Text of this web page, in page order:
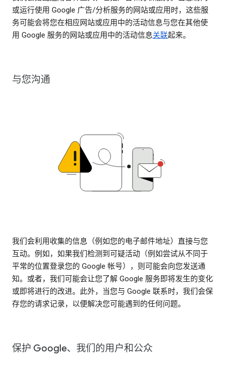
或运行使用 Google 广告/分析服务的网站或应用时，这些服
务可能会将您在相应网站或应用中的活动信息与您在其他使
用 Google 服务的网站或应用中的活动信息关联起来。
与您沟通
我们会利用收集的信息（例如您的电子邮件地址）直接与您
互动。例如，如果我们检测到可疑活动（例如尝试从不同于
平常的位置登录您的 Google 帐号），则可能会向您发送通
知。或者，我们可能会让您了解 Google 服务即将发生的变化
或即将进行的改进。此外，当您与 Google 联系时，我们会保
存您的请求记录，以便解决您可能遇到的任何问题。
保护 Google、我们的用户和公众